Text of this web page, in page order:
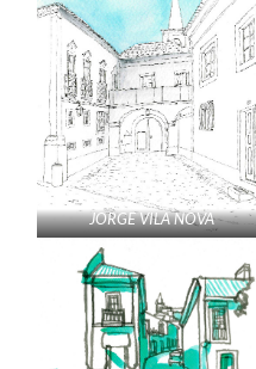
JORGE VILA NOVA